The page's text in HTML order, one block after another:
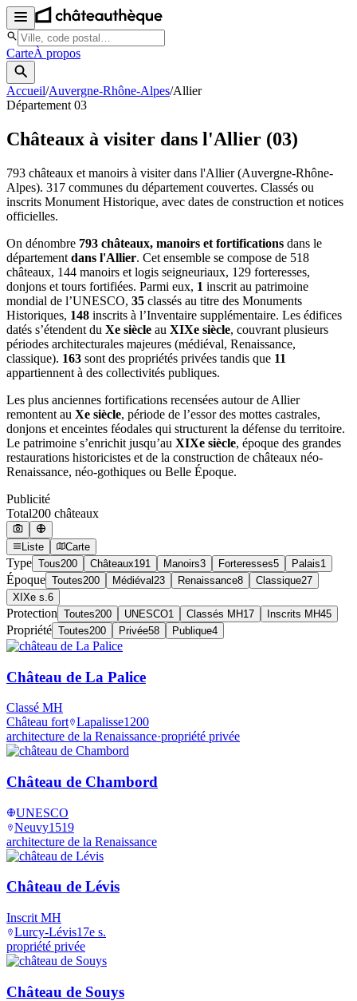
CarteÀ propos
Accueil/Auvergne-Rhône-Alpes/Allier
Département 03
Châteaux à visiter dans l'Allier (03)
793 châteaux et manoirs à visiterdans l'Allier(Auvergne-Rhône-
Alpes). 317 communes du département couvertes. Classés ou
inscrits Monument Historique, avec dates de construction et notices
officielles.
On dénombre 793 châteaux, manoirs et fortifications dans le
département dans l'Allier. Cet ensemble se compose de 518
châteaux, 144 manoirs et logis seigneuriaux, 129 forteresses,
donjons et tours fortifiées. Parmi eux, 1 inscrit au patrimoine
mondial de l’UNESCO, 35 classés au titre des Monuments
Historiques, 148 inscrits à l’Inventaire supplémentaire. Les édifices
datés s’étendent du Xe siècle au XIXe siècle, couvrant plusieurs
périodes architecturales majeures (médiéval, Renaissance,
classique). 163 sont des propriétés privées tandis que 11
appartiennent à des collectivités publiques.
Les plus anciennes fortifications recensées autour de Allier
remontent au Xe siècle, période de l’essor des mottes castrales,
donjons et enceintes féodales qui structurent la défense du territoire.
Le patrimoine s’enrichit jusqu’au XIXe siècle, époque des grandes
restaurations historicistes et de la construction de châteaux néo-
Renaissance, néo-gothiques ou Belle Époque.
Publicité
Total200 châteaux
Liste Carte
Type Tous200 Châteaux191 Manoirs3 Forteresses5 Palais1
Époque Toutes200 Médiéval 23 Renaissance8 Classique27
XIXe s. 6
Protection Toutes200 UNESCO1 Classés MH17 Inscrits MH45
Propriété Toutes200 Privée58 Publique4
Château de La Palice
Classé MH
Château fort Lapalisse1200
architecture de la Renaissance·propriété privée
Château de Chambord
UNESCO
Neuvy1519
architecture de la Renaissance
Château de Lévis
Inscrit MH
Lurcy-Lévis17e s.
propriété privée
Château de Souys